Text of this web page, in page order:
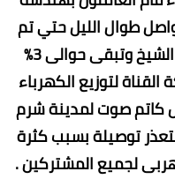
طوال الليل حتي تم
توصيل 97% من مشتركي شرم الشيخ وتبقى حوالى 3%
لتوزيع الكهرباء
ديزل كاتم صوت لمدينة شرم
توصيلة بسبب كثرة
لجميع المشتركين .